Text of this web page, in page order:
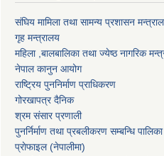
संघिय मामिला तथा सामन्य प्रशासन
गृह मन्त्रालय
महिला ,बालबालिका तथा ज्येष्ठ नागरिक
नेपाल कानुन आयोग
राष्ट्रिय पुननिर्माण प्राधिकरण
गोरखापत्र दैनिक
श्रम संसार प्रणाली
पुनर्निर्माण तथा प्रबलीकरण सम्बन्धि पालिका
प्राेफाइल (नेपालीमा)